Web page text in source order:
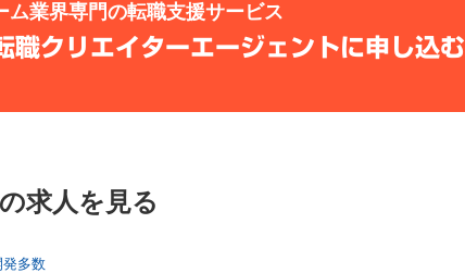
ム業界専門の転職支援サービス
職クリエイターエージェントに申し込む
求人を見る
多数